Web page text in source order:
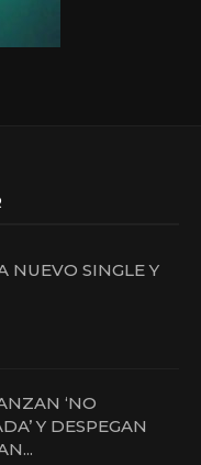
NUEVO SINGLE Y
‘NO
Y DESPEGAN